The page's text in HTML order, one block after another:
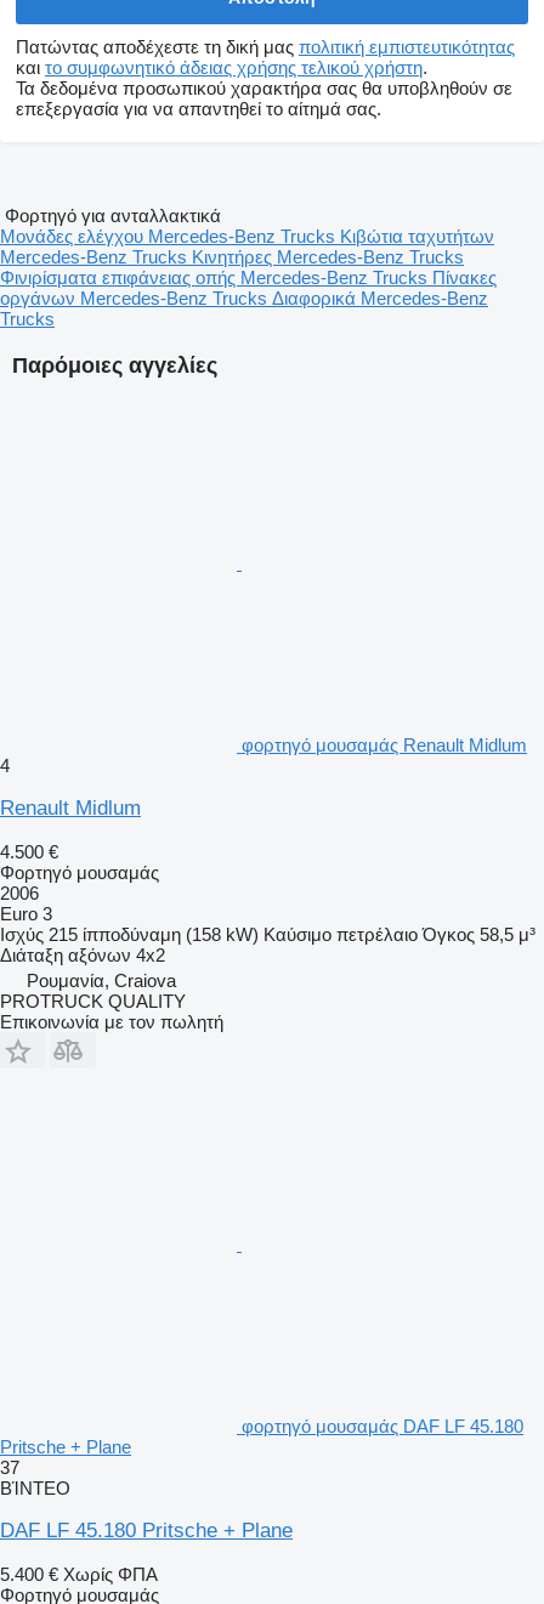
Πατώντας αποδέχεστε τη δική μας πολιτική εμπιστευτικότητας
και το συμφωνητικό άδειας χρήσης τελικού χρήστη.
Τα δεδομένα προσωπικού χαρακτήρα σας θα υποβληθούν σε
επεξεργασία για να απαντηθεί το αίτημά σας.
Παρόμοιες αγγελίες
φορτηγό μουσαμάς Renault Midlum
4
Renault Midlum
4.500 €
Φορτηγό μουσαμάς
2006
Euro 3
Ισχύς 215 ίπποδύναμη (158 kW) Καύσιμο πετρέλαιο Όγκος 58,5 μ³
Διάταξη αξόνων 4x2
Ρουμανία, Craiova
PROTRUCK QUALITY
Επικοινωνία με τον πωλητή
φορτηγό μουσαμάς DAF LF 45.180
Pritsche + Plane
37
ΒΊΝΤΕΟ
DAF LF 45.180 Pritsche + Plane
5.400 € Χωρίς ΦΠΑ
Φορτηγό μουσαμάς
Φορτηγό για ανταλλακτικά
Μονάδες ελέγχου Mercedes-Benz Trucks Κιβώτια ταχυτήτων
Mercedes-Benz Trucks Κινητήρες Mercedes-Benz Trucks
Φινιρίσματα επιφάνειας οπής Mercedes-Benz Trucks Πίνακες
οργάνων Mercedes-Benz Trucks Διαφορικά Mercedes-Benz
Trucks